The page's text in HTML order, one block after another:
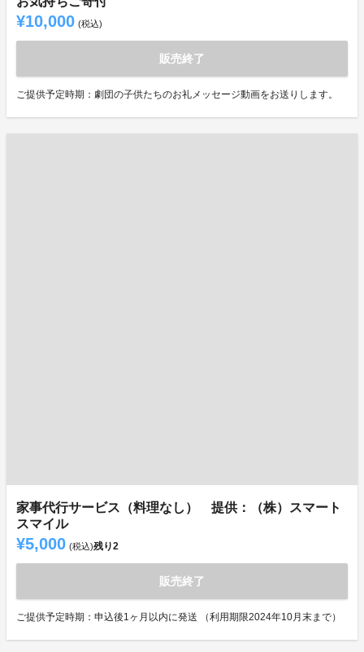
¥10,000 (税込)
販売終了
ご提供予定時期：劇団の子供たちのお礼メッセージ動画をお送りします。
家事代行サービス（料理なし） 提供：（株）スマート
スマイル
¥5,000 (税込)残り2
販売終了
ご提供予定時期：申込後1ヶ月以内に発送 （利用期限2024年10月末まで）